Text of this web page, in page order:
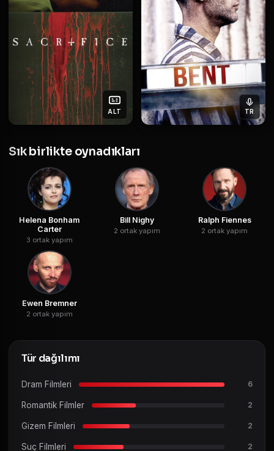
ALT TR
Sık birlikte oynadıkları
Helena Bonham
Carter
3 ortak yapım
Bill Nighy
2 ortak yapım
Ralph Fiennes
2 ortak yapım
Ewen Bremner
2 ortak yapım
Tür dağılımı
Dram Filmleri 6
Romantik Filmler 2
Gizem Filmleri 2
Suç Filmleri 2